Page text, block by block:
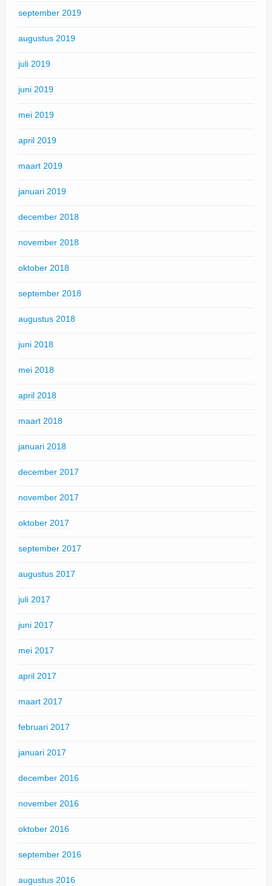
september 2019
augustus 2019
juli 2019
juni 2019
mei 2019
april 2019
maart 2019
januari 2019
december 2018
november 2018
oktober 2018
september 2018
augustus 2018
juni 2018
mei 2018
april 2018
maart 2018
januari 2018
december 2017
november 2017
oktober 2017
september 2017
augustus 2017
juli 2017
juni 2017
mei 2017
april 2017
maart 2017
februari 2017
januari 2017
december 2016
november 2016
oktober 2016
september 2016
augustus 2016